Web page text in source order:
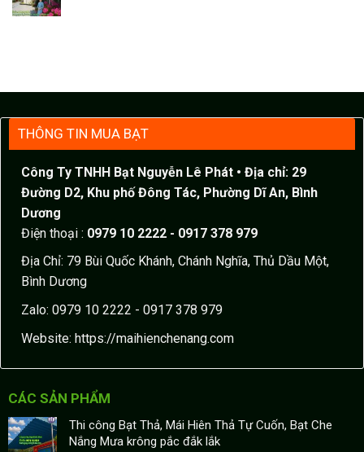
THÔNG TIN MUA BẠT
Công Ty TNHH Bạt Nguyễn Lê Phát • Địa chỉ: 29
Đường D2, Khu phố Đông Tác, Phường Dĩ An, Bình
Dương
Điện thoại : 0979 10 2222 - 0917 378 979
Địa Chỉ: 79 Bùi Quốc Khánh, Chánh Nghĩa, Thủ Dầu Một,
Bình Dương
Zalo: 0979 10 2222 - 0917 378 979
Website: https://maihienchenang.com
CÁC SẢN PHẨM
Thi công Bạt Thả, Mái Hiên Thả Tự Cuốn, Bạt Che
Nắng Mưa krông pắc đắk lắk